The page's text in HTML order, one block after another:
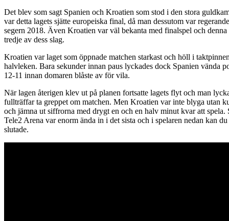
Det blev som sagt Spanien och Kroatien som stod i den stora
var detta lagets sjätte europeiska final, då man dessutom var
segern 2018. Även Kroatien var väl bekanta med finalspel och denna
tredje av dess slag.
Kroatien var laget som öppnade matchen starkast och höll i
halvleken. Bara sekunder innan paus lyckades dock Spanien vända
12-11 innan domaren blåste av för vila.
När lagen återigen klev ut på planen fortsatte lagets flyt och man
fullträffar ta greppet om matchen. Men Kroatien var inte blyga utan
och jämna ut siffrorna med drygt en och en halv minut kvar att spela.
Tele2 Arena var enorm ända in i det sista och i spelaren nedan kan
slutade.